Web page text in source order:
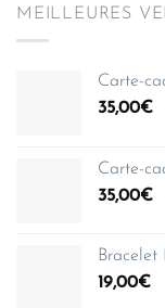
MEILLEURES
Carte-
35,00€
Carte-
35,00€
Bracelet
19,00€